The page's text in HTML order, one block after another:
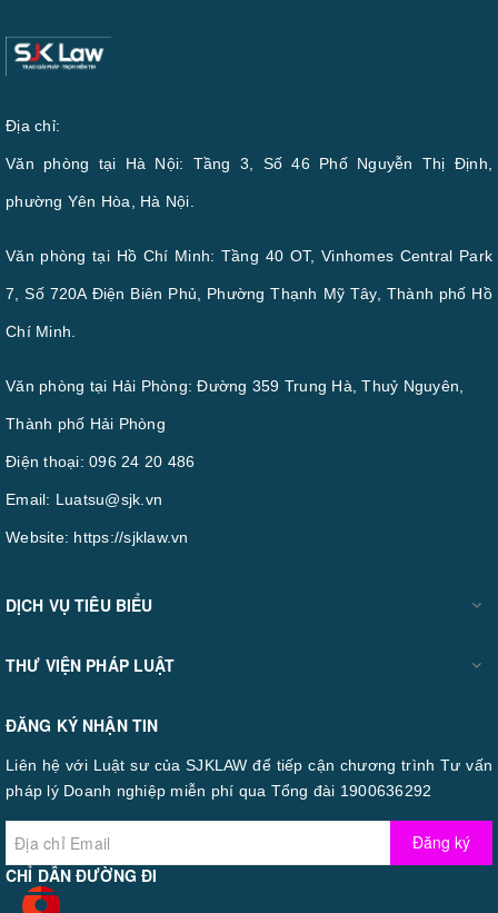
Địa chỉ:
Văn phòng tại Hà Nội: Tầng 3, Số 46 Phố Nguyễn Thị Định,
phường Yên Hòa, Hà Nội.
Văn phòng tại Hồ Chí Minh: Tầng 40 OT, Vinhomes Central Park
7, Số 720A Điện Biên Phủ, Phường Thạnh Mỹ Tây, Thành phố Hồ
Chí Minh.
Văn phòng tại Hải Phòng: Đường 359 Trung Hà, Thuỷ Nguyên,
Thành phố Hải Phòng
Điện thoại: 096 24 20 486
Email: Luatsu@sjk.vn
Website: https://sjklaw.vn
DỊCH VỤ TIÊU BIỂU
THƯ VIỆN PHÁP LUẬT
ĐĂNG KÝ NHẬN TIN
Liên hệ với Luật sư của SJKLAW để tiếp cận chương trình Tư vấn
pháp lý Doanh nghiệp miễn phí qua Tổng đài 1900636292
Đăng ký
CHỈ DẪN ĐƯỜNG ĐI